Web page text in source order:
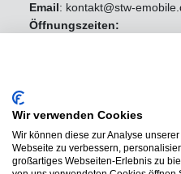
Email: kontakt@stw-
Öffnungszeiten:
Wir verwenden Cookies
Wir können diese zur Analyse
Webseite zu verbessern,
großartiges Webseiten-Erlebnis zu